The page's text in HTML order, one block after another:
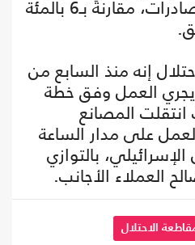
22 بالمئة من حجم الصادرات، مقارنةً بـ6 بالمئة
إنه منذ السابع من
يجري العمل وفق خطة
المصانع
على مدار الساعة
بالتوازي
العملاء الأجانب.
الاحتلال